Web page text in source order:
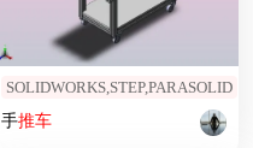
SOLIDWORKS,STEP,PARASOLID
手推车